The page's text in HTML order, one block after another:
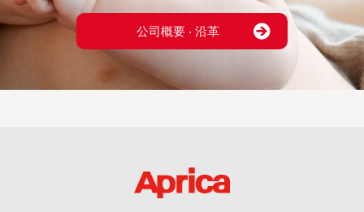
公司概要 ‧ 沿革